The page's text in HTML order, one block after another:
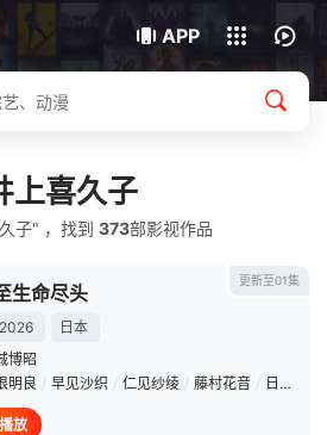
APP
下载客户端
我的观影记录
上喜久子
子" ，找到 373部影视作品
更新至01集
生命尽头
2026
日本
博昭
明良 / 早见沙织 / 仁见纱绫 / 藤村花音 / 日高范子
放